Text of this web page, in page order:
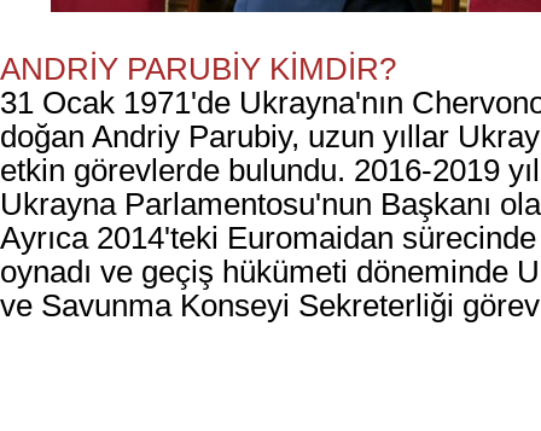
ANDRİY PARUBİY KİMDİR?
31 Ocak 1971'de Ukrayna'nın
doğan Andriy Parubiy, uzun yıllar
etkin görevlerde bulundu. 2016-2019
Ukrayna Parlamentosu'nun Başkanı
Ayrıca 2014'teki Euromaidan
oynadı ve geçiş hükümeti döneminde
ve Savunma Konseyi Sekreterliği